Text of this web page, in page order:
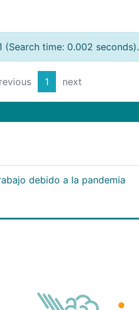
(Search time: 0.002 seconds).
1 next
debido a la pandemia